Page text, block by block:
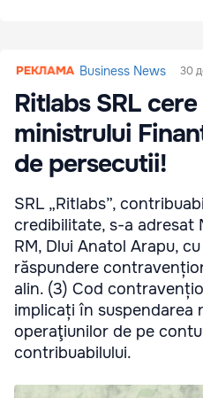
Business News 30
Ritlabs SRL
ministrului
de persecutii!
SRL „Ritlabs”,
credibilitate, s-a adresat
RM, Dlui Anatol Arapu,
răspundere
alin. (3) Cod
implicați în suspendarea
operaţiunilor de pe
contribuabilului.